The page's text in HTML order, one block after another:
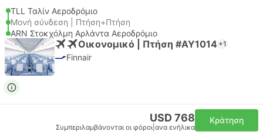
TLL Ταλίν Αεροδρόμιο
Μονή σύνδεση | Πτήση+Πτήση
ARN Στοκχόλμη Αρλάντα Αεροδρόμιο
Οικονομικό | Πτήση #AY1014 +1
Finnair
USD 768
Συμπεριλαμβάνονται οι φόροι ανα ενήλικα
Κράτηση